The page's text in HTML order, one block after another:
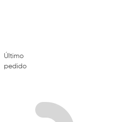
Último
pedido